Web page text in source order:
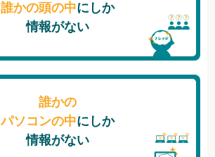
誰かの頭の中にしか
情報がない
誰かの
パソコンの中にしか
情報がない